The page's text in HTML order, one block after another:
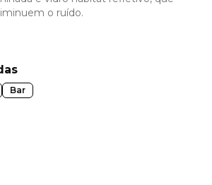
o ruído.
Bar